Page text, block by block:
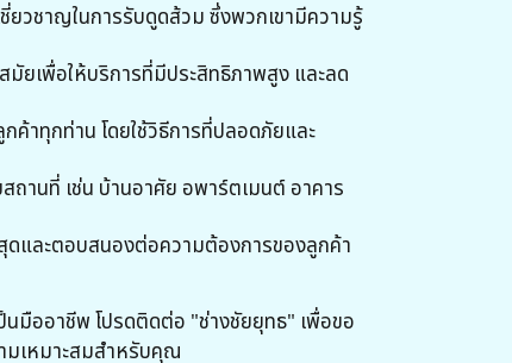
ยวชาญในการรับดูดส้วม ซึ่งพวกเขามีความรู้
มัยเพื่อให้บริการที่มีประสิทธิภาพสูง และลด
าทุกท่าน โดยใช้วิธีการที่ปลอดภัยและ
ถานที่ เช่น บ้านอาศัย อพาร์ตเมนต์ อาคาร
ดและตอบสนองต่อความต้องการของลูกค้า
มืออาชีพ โปรดติดต่อ "ช่างชัยยุทธ" เพื่อขอ
มเหมาะสมสำหรับคุณ